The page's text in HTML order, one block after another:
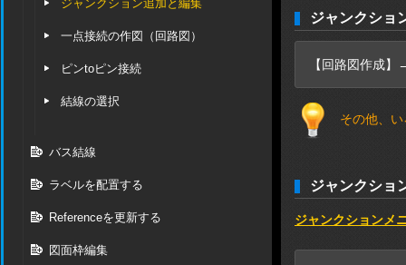
ジャンクション追加と編集
一点接続の作図（回路図）
ピンtoピン接続
結線の選択
バス結線
ラベルを配置する
Referenceを更新する
図面枠編集
ジャンクショ
【回路図作成
その他、
ジャンクショ
ジャンクションメ